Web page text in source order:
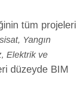
tüm projeleri
Yangın
Elektrik ve
düzeyde BIM